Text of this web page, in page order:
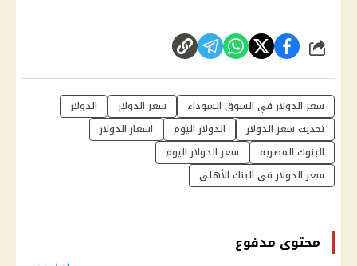
شارك
سعر الدولار في السوق السوداء سعر الدولار
الدولار
تحديث سعر الدولار
الدولار اليوم
اسعار الدولار
البنوك المصريه
سعر الدولار اليوم
سعر الدولار في البنك الأهلي
محتوى مدفوع